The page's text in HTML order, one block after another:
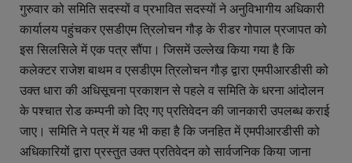
गुरुवार को समिति सदस्यों व प्रभावित सदस्यों ने अनुविभागीय अधिकारी
कार्यालय पहुंचकर एसडीएम त्रिलोचन गौड़ के रीडर गोपाल प्रजापत को
इस सिलसिले में एक पत्र सौंपा। जिसमें उल्लेख किया गया है कि
कलेक्टर राजेश बाथम व एसडीएम त्रिलोचन गौड़ द्वारा एमपीआरडीसी को
उक्त धारा की अधिसूचना प्रकाशन से पहले व समिति के धरना आंदोलन
के पश्चात रोड कम्पनी को दिए गए प्रतिवेदन की जानकारी उपलब्ध कराई
जाए। समिति ने पत्र में यह भी कहा है कि जनहित में एमपीआरडीसी को
अधिकारियों द्वारा प्रस्तुत उक्त प्रतिवेदन को सार्वजनिक किया जाना